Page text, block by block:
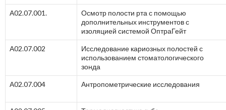
А02.07.001.
Осмотр полости рта с помощью
дополнительных инструментов с
изоляцией системой ОптраГейт
А02.07.002
Исследование кариозных полостей с
использованием стоматологического
зонда
А02.07.004 Антропометрические исследования